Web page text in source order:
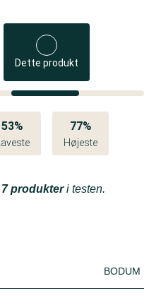
Dette produkt
53%
Laveste
77%
Højeste
7 produkteri testen.
BODUM